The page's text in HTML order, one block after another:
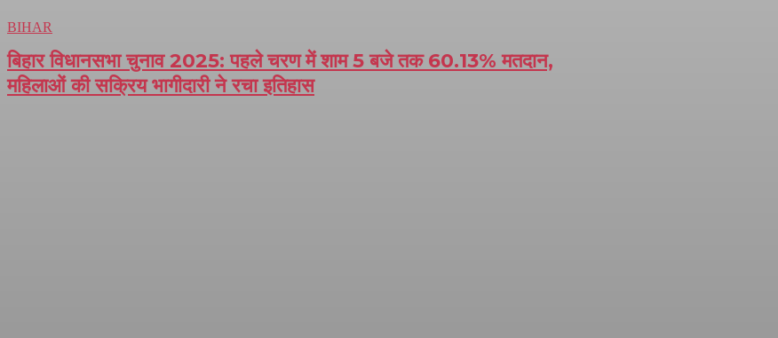
BIHAR
बिहार विधानसभा चुनाव 2025: पहले चरण में शाम 5 बजे तक 60.13% मतदान,
महिलाओं की सक्रिय भागीदारी ने रचा इतिहास